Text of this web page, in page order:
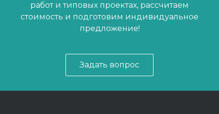
работ и типовых проектах, рассчитаем
стоимость и подготовим индивидуальное
предложение!
Задать вопрос